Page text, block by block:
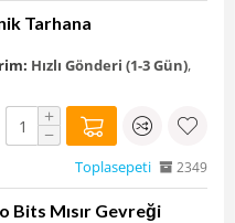
Tarhana
Hızlı Gönderi (1-3 Gün),
+
−
Toplasepeti 2349
Bits Mısır Gevreği